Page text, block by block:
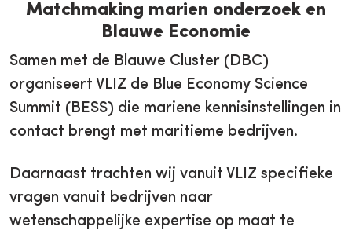
Matchmaking marien onderzoek en
Blauwe Economie
Samen met de Blauwe Cluster (DBC)
organiseert VLIZ de Blue Economy Science
Summit (BESS) die mariene kennisinstellingen in
contact brengt met maritieme bedrijven.
Daarnaast trachten wij vanuit VLIZ specifieke
vragen vanuit bedrijven naar
wetenschappelijke expertise op maat te